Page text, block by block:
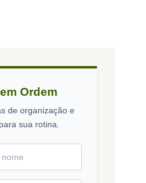
Ordem
de organização e
sua rotina.